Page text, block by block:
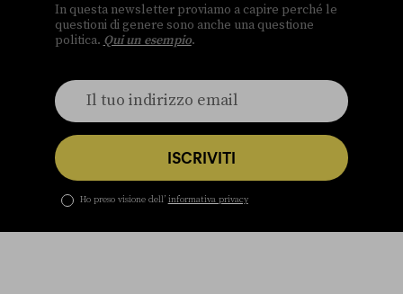
In questa newsletter proviamo a capire perché le
questioni di genere sono anche una questione
politica. Qui un esempio.
ISCRIVITI
Ho preso visione dell’ informativa privacy